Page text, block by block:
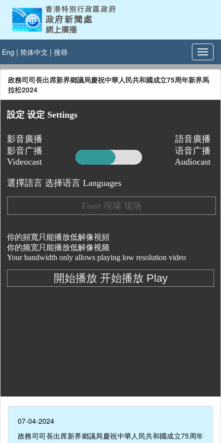
Eng | 简体中文 | 搜尋
政務司司長出席新界鄉議局慶祝中華人民共和國成立75周年新界馬
拉松2024
07-04-2024
政務司司長出席新界鄉議局慶祝中華人民共和國成立75周年